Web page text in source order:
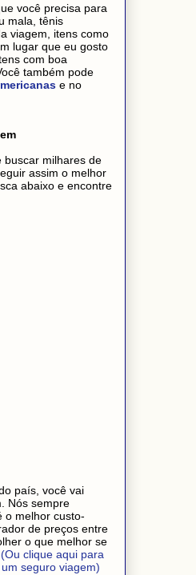
você precisa para
mala, tênis
viagem, itens como
lugar que eu gosto
com boa
também pode
e no
buscar milhares de
assim o melhor
abaixo e encontre
país, você vai
Nós sempre
é o melhor custo-
de preços entre
o que melhor se
(Ou clique aqui para
seguro viagem)